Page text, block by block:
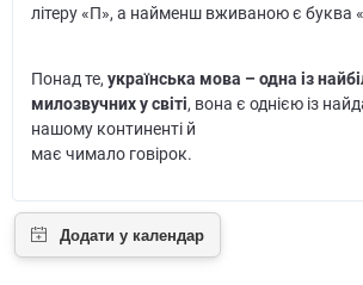
літеру «П», а найменш вживаною є буква
Понад те, українська мова – одна із
милозвучних у світі, вона є однією із
нашому континенті й
має чимало говірок.